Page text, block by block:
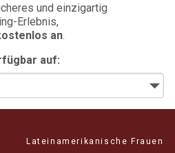
und einzigartig
Erlebnis,
an.
auf:
Lateinamerikanische Frauen